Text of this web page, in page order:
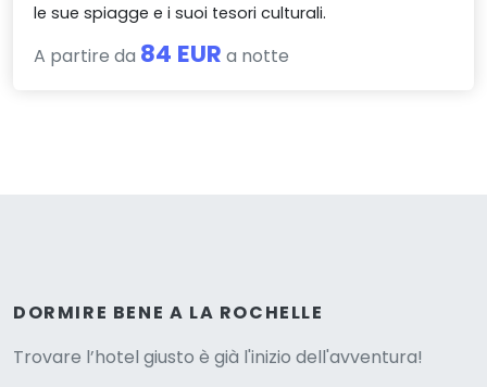
le sue spiagge e i suoi tesori culturali.
A partire da 84 EUR a notte
DORMIRE BENE A LA ROCHELLE
Trovare l’hotel giusto è già l'inizio dell'avventura!